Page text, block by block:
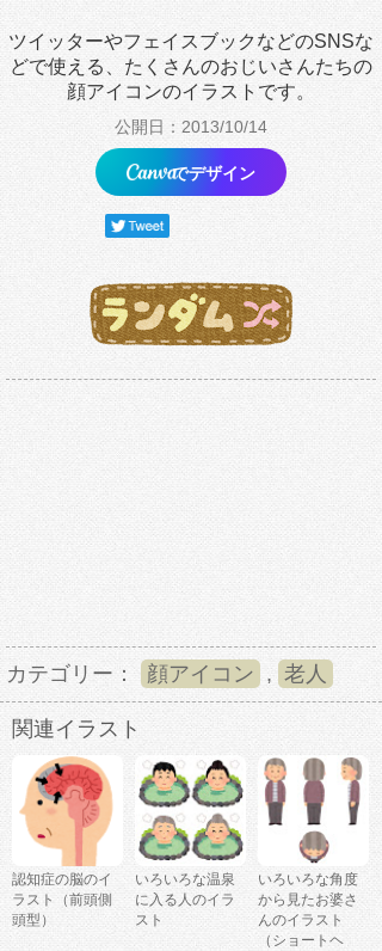
ツイッターやフェイスブックなどのSNSな
どで使える、たくさんのおじいさんたちの
顔アイコンのイラストです。
公開日：2013/10/14
でデザイン
カテゴリー： 顔アイコン , 老人
関連イラスト
認知症の脳のイ
ラスト（前頭側
頭型）
いろいろな温泉
に入る人のイラ
スト
いろいろな角度
から見たお婆さ
んのイラスト
（ショートヘ